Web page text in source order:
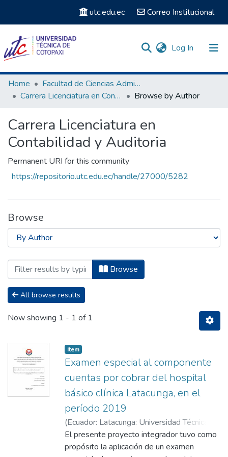
utc.edu.ec Correo Institucional
Log In (current)
Communities & Collections
Home
Facultad de Ciencias Administrativas y Económicas
Carrera Licenciatura en Contabilidad y Auditoria
Browse by Author
Carrera Licenciatura en
Contabilidad y Auditoria
Permanent URI for this community
https://repositorio.utc.edu.ec/handle/27000/5282
Browse
Browsing Carrera Licenciatura en
Browse
All browse results
Now showing 1 - 1 of 1
Item
Examen especial al componente
cuentas por cobrar del hospital
básico clínica Latacunga, en el
período 2019
(Ecuador: Latacunga: Universidad Técnica de
Cotopaxi (UTC),2022-03)Almachi Mayo,
Luis Gregorio;Carrera Toapanta, Pablo
El presente proyecto integrador tuvo como
propósito la aplicación de un examen